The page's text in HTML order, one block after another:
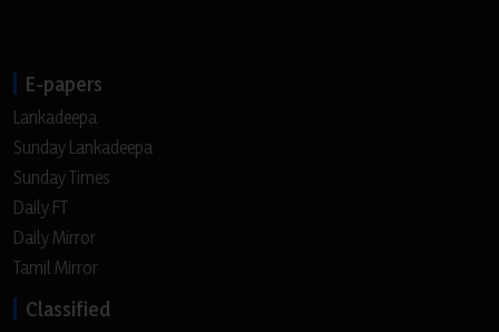
E-papers
Lankadeepa
Sunday Lankadeepa
Sunday Times
Daily FT
Daily Mirror
Tamil Mirror
Classified